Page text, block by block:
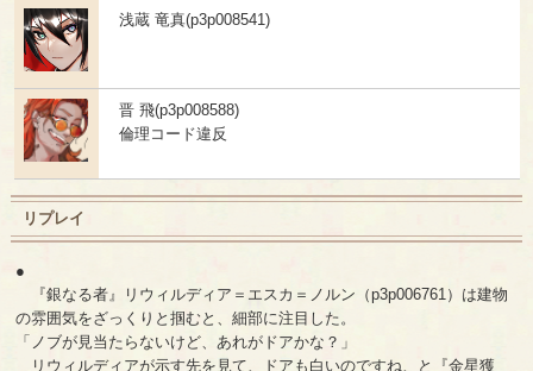
浅蔵 竜真(p3p008541)
晋 飛(p3p008588)
倫理コード違反
リプレイ
●
『銀なる者』リウィルディア＝エスカ＝ノルン（p3p006761）は建物
の雰囲気をざっくりと掴むと、細部に注目した。
「ノブが見当たらないけど、あれがドアかな？」
リウィルディアが示す先を見て、ドアも白いのですね、と『金星獲